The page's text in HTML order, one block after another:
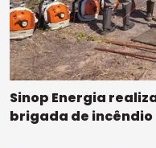
Sinop Energia
brigada de incêndio